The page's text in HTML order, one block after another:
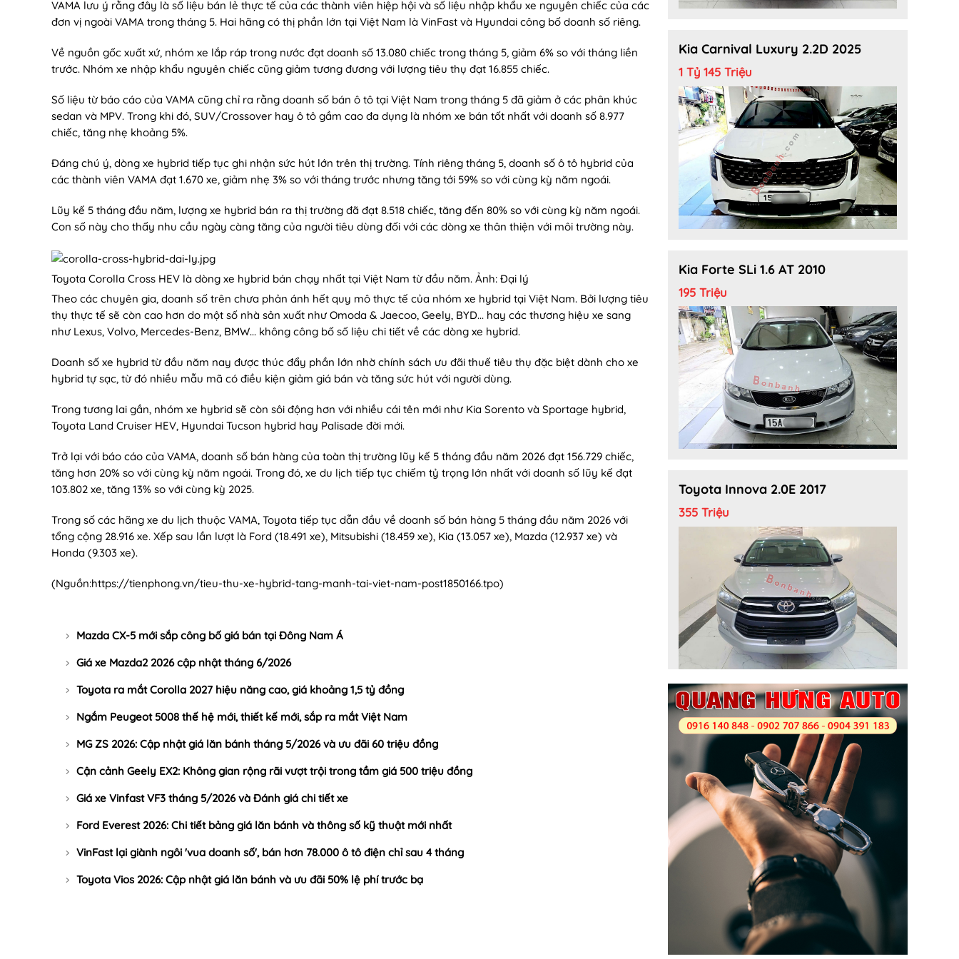
VAMA lưu ý rằng đây là số liệu bán lẻ thực tế của các thành viên hiệp hội và số liệu nhập khẩu xe nguyên chiếc của các
đơn vị ngoài VAMA trong tháng 5. Hai hãng có thị phần lớn tại Việt Nam là VinFast và Hyundai công bố doanh số riêng.
Về nguồn gốc xuất xứ, nhóm xe lắp ráp trong nước đạt doanh số 13.080 chiếc trong tháng 5, giảm 6% so với tháng liền
trước. Nhóm xe nhập khẩu nguyên chiếc cũng giảm tương đương với lượng tiêu thụ đạt 16.855 chiếc.
Số liệu từ báo cáo của VAMA cũng chỉ ra rằng doanh số bán ô tô tại Việt Nam trong tháng 5 đã giảm ở các phân khúc
sedan và MPV. Trong khi đó, SUV/Crossover hay ô tô gầm cao đa dụng là nhóm xe bán tốt nhất với doanh số 8.977
chiếc, tăng nhẹ khoảng 5%.
Đáng chú ý, dòng xe hybrid tiếp tục ghi nhận sức hút lớn trên thị trường. Tính riêng tháng 5, doanh số ô tô hybrid của
các thành viên VAMA đạt 1.670 xe, giảm nhẹ 3% so với tháng trước nhưng tăng tới 59% so với cùng kỳ năm ngoái.
Lũy kế 5 tháng đầu năm, lượng xe hybrid bán ra thị trường đã đạt 8.518 chiếc, tăng đến 80% so với cùng kỳ năm ngoái.
Con số này cho thấy nhu cầu ngày càng tăng của người tiêu dùng đối với các dòng xe thân thiện với môi trường này.
Toyota Corolla Cross HEV là dòng xe hybrid bán chạy nhất tại Việt Nam từ đầu năm. Ảnh: Đại lý
Theo các chuyên gia, doanh số trên chưa phản ánh hết quy mô thực tế của nhóm xe hybrid tại Việt Nam. Bởi lượng tiêu
thụ thực tế sẽ còn cao hơn do một số nhà sản xuất như Omoda & Jaecoo, Geely, BYD... hay các thương hiệu xe sang
như Lexus, Volvo, Mercedes-Benz, BMW... không công bố số liệu chi tiết về các dòng xe hybrid.
Doanh số xe hybrid từ đầu năm nay được thúc đẩy phần lớn nhờ chính sách ưu đãi thuế tiêu thụ đặc biệt dành cho xe
hybrid tự sạc, từ đó nhiều mẫu mã có điều kiện giảm giá bán và tăng sức hút với người dùng.
Trong tương lai gần, nhóm xe hybrid sẽ còn sôi động hơn với nhiều cái tên mới như Kia Sorento và Sportage hybrid,
Toyota Land Cruiser HEV, Hyundai Tucson hybrid hay Palisade đời mới.
Trở lại với báo cáo của VAMA, doanh số bán hàng của toàn thị trường lũy kế 5 tháng đầu năm 2026 đạt 156.729 chiếc,
tăng hơn 20% so với cùng kỳ năm ngoái. Trong đó, xe du lịch tiếp tục chiếm tỷ trọng lớn nhất với doanh số lũy kế đạt
103.802 xe, tăng 13% so với cùng kỳ 2025.
Trong số các hãng xe du lịch thuộc VAMA, Toyota tiếp tục dẫn đầu về doanh số bán hàng 5 tháng đầu năm 2026 với
tổng cộng 28.916 xe. Xếp sau lần lượt là Ford (18.491 xe), Mitsubishi (18.459 xe), Kia (13.057 xe), Mazda (12.937 xe) và
Honda (9.303 xe).
(Nguồn:https://tienphong.vn/tieu-thu-xe-hybrid-tang-manh-tai-viet-nam-post1850166.tpo)
Mazda CX-5 mới sắp công bố giá bán tại Đông Nam Á
Giá xe Mazda2 2026 cập nhật tháng 6/2026
Toyota ra mắt Corolla 2027 hiệu năng cao, giá khoảng 1,5 tỷ đồng
Ngắm Peugeot 5008 thế hệ mới, thiết kế mới, sắp ra mắt Việt Nam
MG ZS 2026: Cập nhật giá lăn bánh tháng 5/2026 và ưu đãi 60 triệu đồng
Cận cảnh Geely EX2: Không gian rộng rãi vượt trội trong tầm giá 500 triệu đồng
Giá xe Vinfast VF3 tháng 5/2026 và Đánh giá chi tiết xe
Ford Everest 2026: Chi tiết bảng giá lăn bánh và thông số kỹ thuật mới nhất
VinFast lại giành ngôi 'vua doanh số', bán hơn 78.000 ô tô điện chỉ sau 4 tháng
Toyota Vios 2026: Cập nhật giá lăn bánh và ưu đãi 50% lệ phí trước bạ
Kia Carnival Luxury 2.2D 2025
1 Tỷ 145 Triệu
Kia Forte SLi 1.6 AT 2010
195 Triệu
Toyota Innova 2.0E 2017
355 Triệu